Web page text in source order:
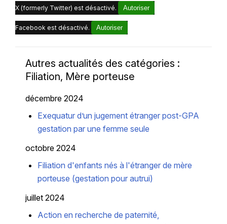
X (formerly Twitter) est désactivé. Autoriser
Facebook est désactivé. Autoriser
Autres actualités des catégories :
Filiation, Mère porteuse
décembre 2024
Exequatur d’un jugement étranger post-GPA
gestation par une femme seule
octobre 2024
Filiation d'enfants nés à l'étranger de mère
porteuse (gestation pour autrui)
juillet 2024
Action en recherche de paternité,